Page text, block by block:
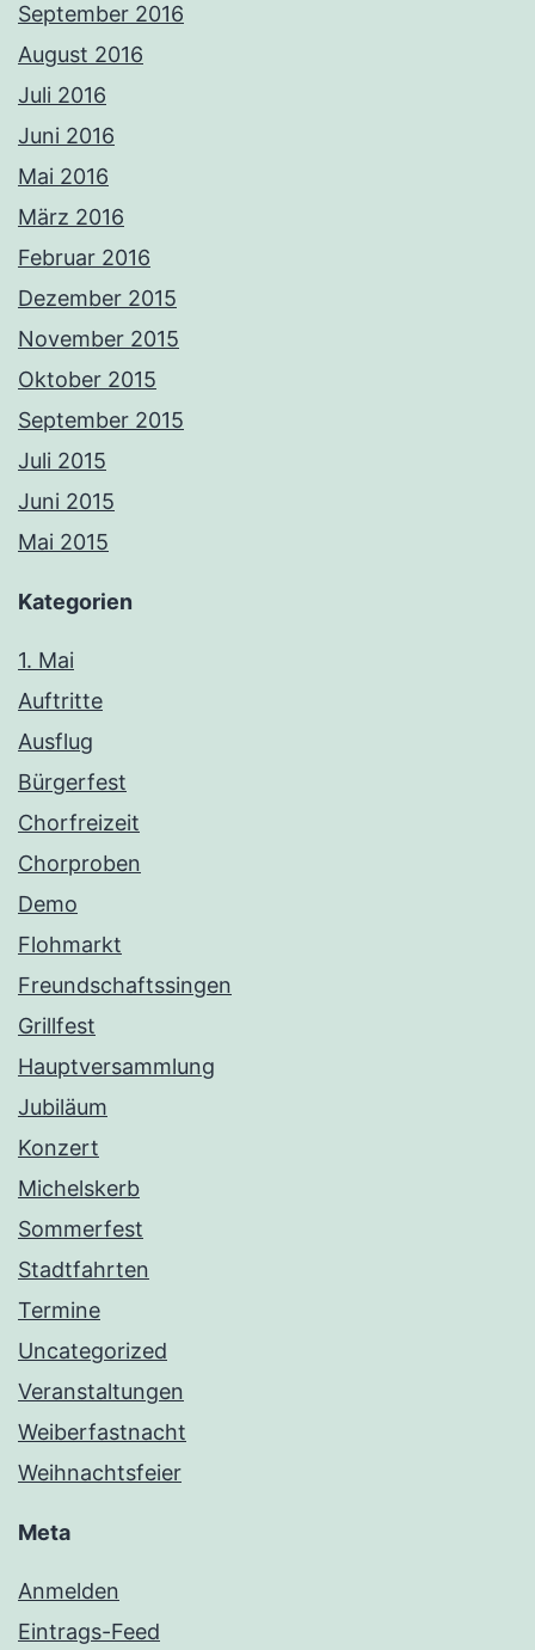
September 2016
August 2016
Juli 2016
Juni 2016
Mai 2016
März 2016
Februar 2016
Dezember 2015
November 2015
Oktober 2015
September 2015
Juli 2015
Juni 2015
Mai 2015
Kategorien
1. Mai
Auftritte
Ausflug
Bürgerfest
Chorfreizeit
Chorproben
Demo
Flohmarkt
Freundschaftssingen
Grillfest
Hauptversammlung
Jubiläum
Konzert
Michelskerb
Sommerfest
Stadtfahrten
Termine
Uncategorized
Veranstaltungen
Weiberfastnacht
Weihnachtsfeier
Meta
Anmelden
Eintrags-Feed